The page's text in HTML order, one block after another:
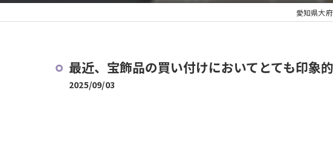
愛知県大
最近、宝飾品の買い付けにおいてとても印象
2025/09/03